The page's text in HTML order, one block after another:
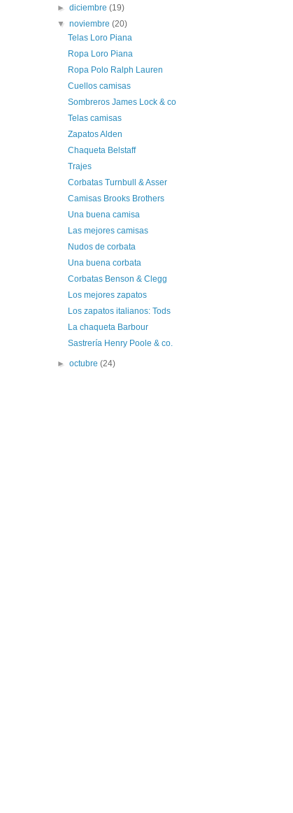
►diciembre(19)
▼noviembre(20)
Telas Loro Piana
Ropa Loro Piana
Ropa Polo Ralph Lauren
Cuellos camisas
Sombreros James Lock & co
Telas camisas
Zapatos Alden
Chaqueta Belstaff
Trajes
Corbatas Turnbull & Asser
Camisas Brooks Brothers
Una buena camisa
Las mejores camisas
Nudos de corbata
Una buena corbata
Corbatas Benson & Clegg
Los mejores zapatos
Los zapatos italianos: Tods
La chaqueta Barbour
Sastrería Henry Poole & co.
►octubre(24)